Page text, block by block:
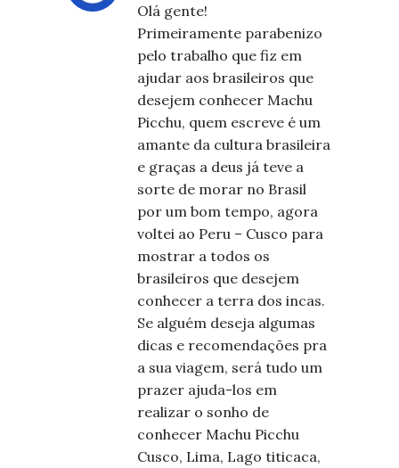
Olá gente!
Primeiramente parabenizo
pelo trabalho que fiz em
ajudar aos brasileiros que
desejem conhecer Machu
Picchu, quem escreve é um
amante da cultura brasileira
e graças a deus já teve a
sorte de morar no Brasil
por um bom tempo, agora
voltei ao Peru – Cusco para
mostrar a todos os
brasileiros que desejem
conhecer a terra dos incas.
Se alguém deseja algumas
dicas e recomendações pra
a sua viagem, será tudo um
prazer ajuda-los em
realizar o sonho de
conhecer Machu Picchu
Cusco, Lima, Lago titicaca,